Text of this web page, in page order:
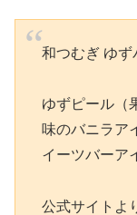
和つむぎ ゆず
ゆずピール（
味のバニラア
イーツバーア
公式サイトよ